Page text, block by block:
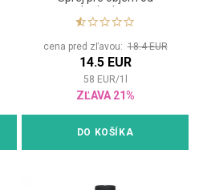
korienkov
cena pred zľavou:18.4 EUR
14.5 EUR
58 EUR/1
ZĽAVA 21%
DO KOŠÍKA